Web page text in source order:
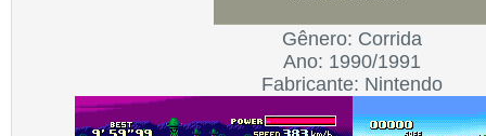
Gênero: Corrida
Ano: 1990/1991
Fabricante: Nintendo